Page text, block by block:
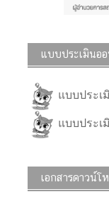
แบบประเมินอ
แบบประเ
แบบประเ
เอกสารดาวน์โ